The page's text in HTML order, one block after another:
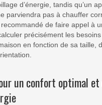
d’énergie, tandis qu’un
parviendra pas à chauffer
de faire appel à
précisément les besoins
en fonction de sa taille,
un confort optimal et